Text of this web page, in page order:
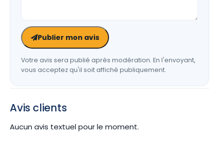
Publier mon avis
Votre avis sera publié après modération. En l'envoyant,
vous acceptez qu'il soit affiché publiquement.
Avis clients
Aucun avis textuel pour le moment.